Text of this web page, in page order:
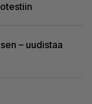
– uudistaa